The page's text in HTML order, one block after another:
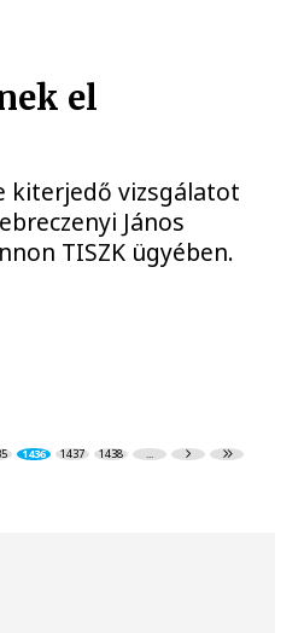
el
kiterjedő vizsgálatot
János
TISZK ügyében.
1436 1437 1438 ...